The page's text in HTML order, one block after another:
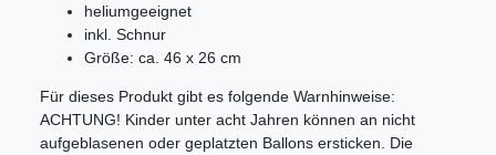
heliumgeeignet
inkl. Schnur
Größe: ca. 46 x 26 cm
Für dieses Produkt gibt es folgende Warnhinweise:
ACHTUNG! Kinder unter acht Jahren können an nicht
aufgeblasenen oder geplatzten Ballons ersticken. Die